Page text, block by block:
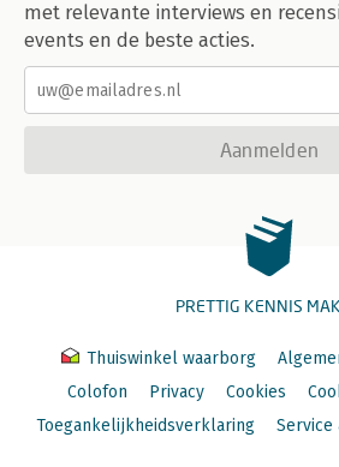
met relevante interviews en
events en de beste acties.
Aanmelden
PRETTIG KENNIS
Thuiswinkel waarborg
Colofon
Privacy Cookies
Toegankelijkheidsverklaring
Service